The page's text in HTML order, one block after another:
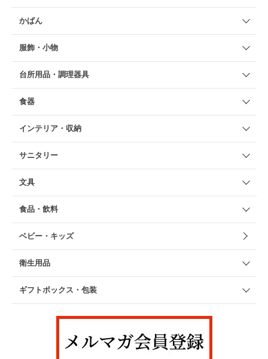
かばん
服飾・小物
台所用品・調理器具
食器
インテリア・収納
サニタリー
文具
食品・飲料
ベビー・キッズ
衛生用品
ギフトボックス・包装